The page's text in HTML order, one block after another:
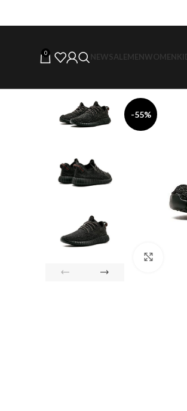
0 NEWSALEMENWOMEN
-55%